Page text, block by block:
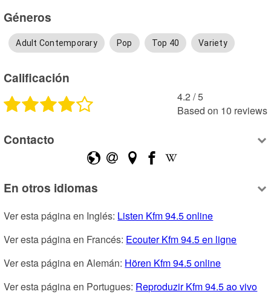
Géneros
Adult Contemporary Pop Top 40 Variety
Calificación
4.2 /5
Based on 10 reviews
Contacto
En otros idiomas
Ver esta página en Inglés: Listen Kfm 94.5 online
Ver esta página en Francés: Ecouter Kfm 94.5 en ligne
Ver esta página en Alemán: Hören Kfm 94.5 online
Ver esta página en Portugues: Reproduzir Kfm 94.5 ao vivo